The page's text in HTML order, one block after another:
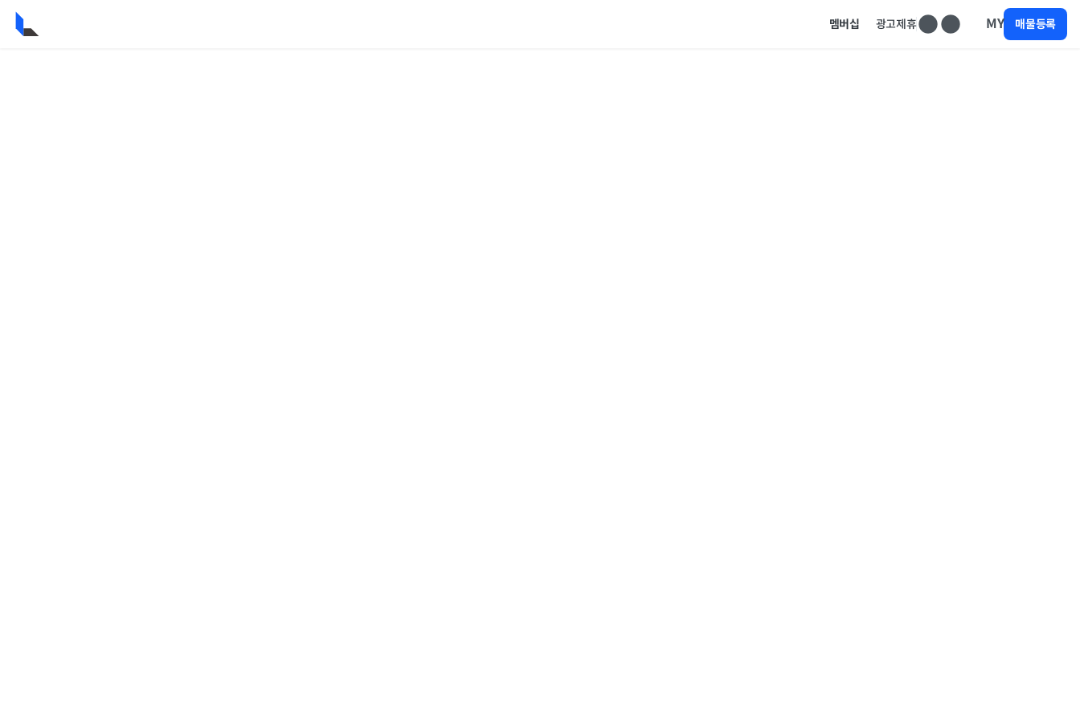
멤버십 광고제휴 MY 매물등록